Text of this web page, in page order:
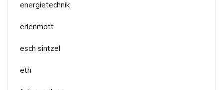
energietechnik
erlenmatt
esch sintzel
eth